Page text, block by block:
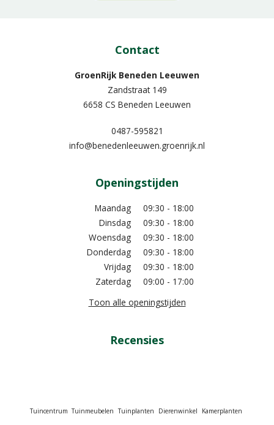
Contact
GroenRijk Beneden Leeuwen​
Zandstraat 149
6658 CS Beneden Leeuwen
0487-595821
info@benedenleeuwen.groenrijk.nl
Openingstijden
Maandag
09:30 - 18:00
Dinsdag
09:30 - 18:00
Woensdag
09:30 - 18:00
Donderdag
09:30 - 18:00
Vrijdag
09:30 - 18:00
Zaterdag
09:00 - 17:00
Toon alle openingstijden
Recensies
Tuincentrum Tuinmeubelen Tuinplanten Dierenwinkel Kamerplanten